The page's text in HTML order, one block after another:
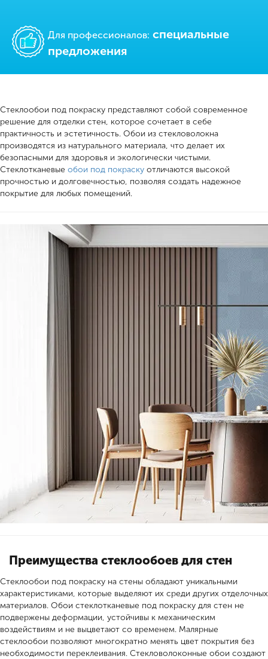
Для профессионалов: cпециальные
предложения
Стеклообои под покраску представляют собой современное
решение для отделки стен, которое сочетает в себе
практичность и эстетичность. Обои из стекловолокна
производятся из натурального материала, что делает их
безопасными для здоровья и экологически чистыми.
Стеклотканевые обои под покраску отличаются высокой
прочностью и долговечностью, позволяя создать надежное
покрытие для любых помещений.
Преимущества стеклообоев для стен
Стеклообои под покраску на стены обладают уникальными
характеристиками, которые выделяют их среди других отделочных
материалов. Обои стеклотканевые под покраску для стен не
подвержены деформации, устойчивы к механическим
воздействиям и не выцветают со временем. Малярные
стеклообои позволяют многократно менять цвет покрытия без
необходимости переклеивания. Стекловолоконные обои создают